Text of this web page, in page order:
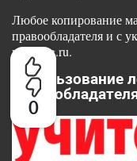
0
Любое копирование
правообладателя и с
www.ug.ru.
Использование